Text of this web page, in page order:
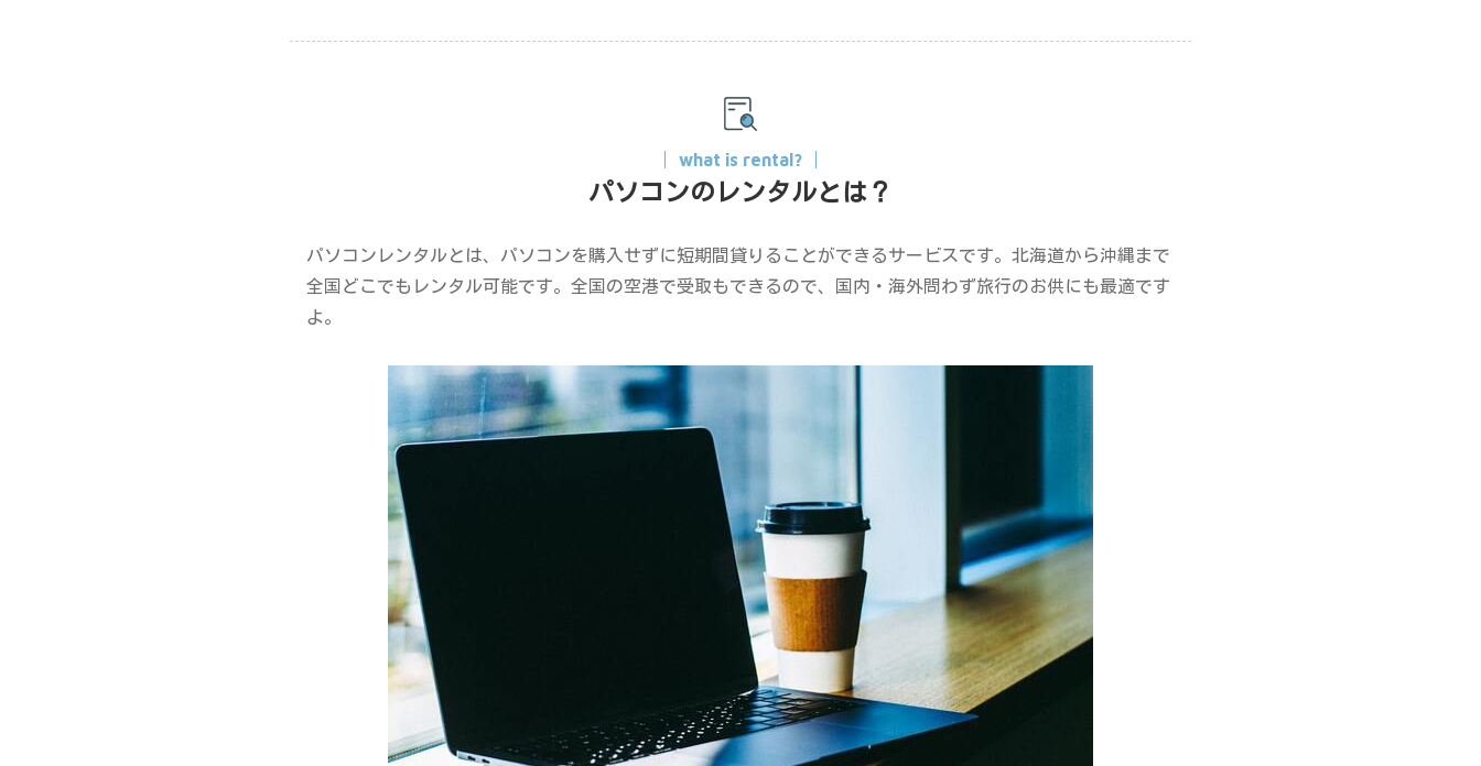
what is rental?
パソコンのレンタルとは？
パソコンレンタルとは、パソコンを購入せずに短期間貸りることができるサービスです。北海道から沖縄まで
全国どこでもレンタル可能です。全国の空港で受取もできるので、国内・海外問わず旅行のお供にも最適です
よ。